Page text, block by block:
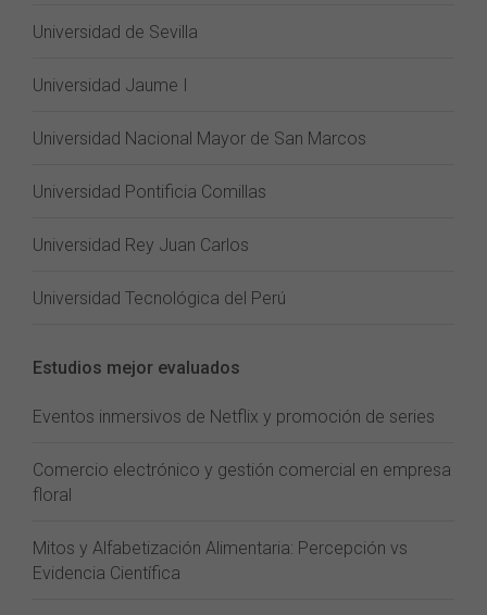
Universidad de Sevilla
Universidad Jaume I
Universidad Nacional Mayor de San Marcos
Universidad Pontificia Comillas
Universidad Rey Juan Carlos
Universidad Tecnológica del Perú
Estudios mejor evaluados
Eventos inmersivos de Netflix y promoción de series
Comercio electrónico y gestión comercial en empresa
floral
Mitos y Alfabetización Alimentaria: Percepción vs
Evidencia Científica